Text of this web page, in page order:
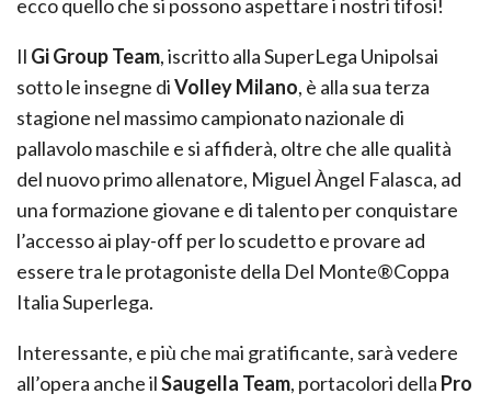
ecco quello che si possono aspettare i nostri tifosi!
Il Gi Group Team, iscritto alla SuperLega Unipolsai
sotto le insegne diVolley Milano, è alla sua terza
stagione nel massimo campionato nazionale di
pallavolo maschile e si affiderà, oltre che alle qualità
del nuovo primo allenatore, Miguel Àngel Falasca, ad
una formazione giovane e di talento per conquistare
l’accesso ai play-off per lo scudetto e provare ad
essere tra le protagoniste della Del Monte®Coppa
Italia Superlega.
Interessante, e più che mai gratificante, sarà vedere
all’opera anche ilSaugella Team, portacolori della Pro